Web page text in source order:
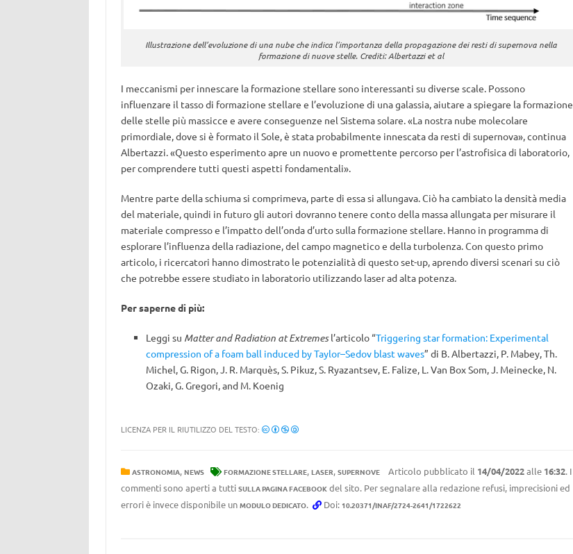
Illustrazione dell’evoluzione di una nube che indica l’importanza della propagazione dei resti di supernova nella
formazione di nuove stelle. Crediti: Albertazzi et al
I meccanismi per innescare la formazione stellare sono interessanti su diverse scale. Possono
influenzare il tasso di formazione stellare e l’evoluzione di una galassia, aiutare a spiegare la formazione
delle stelle più massicce e avere conseguenze nel Sistema solare. «La nostra nube molecolare
primordiale, dove si è formato il Sole, è stata probabilmente innescata da resti di supernova», continua
Albertazzi. «Questo esperimento apre un nuovo e promettente percorso per l’astrofisica di laboratorio,
per comprendere tutti questi aspetti fondamentali».
Mentre parte della schiuma si comprimeva, parte di essa si allungava. Ciò ha cambiato la densità media
del materiale, quindi in futuro gli autori dovranno tenere conto della massa allungata per misurare il
materiale compresso e l’impatto dell’onda d’urto sulla formazione stellare. Hanno in programma di
esplorare l’influenza della radiazione, del campo magnetico e della turbolenza. Con questo primo
articolo, i ricercatori hanno dimostrato le potenzialità di questo set-up, aprendo diversi scenari su ciò
che potrebbe essere studiato in laboratorio utilizzando laser ad alta potenza.
Per saperne di più:
Leggi su Matter and Radiation at Extremesl’articolo “Triggering star formation: Experimental
compression of a foam ball induced by Taylor–Sedov blast waves” di B. Albertazzi, P. Mabey, Th.
Michel, G. Rigon, J. R. Marquès, S. Pikuz, S. Ryazantsev, E. Falize, L. Van Box Som, J. Meinecke, N.
Ozaki, G. Gregori, and M. Koenig
LICENZA PER IL RIUTILIZZO DEL TESTO:
ASTRONOMIA, NEWS FORMAZIONE STELLARE, LASER, SUPERNOVE Articolo pubblicato il 14/04/2022alle 16:32. I
commenti sono aperti a tutti SULLA PAGINA FACEBOOKdel sito. Per segnalare alla redazione refusi, imprecisioni ed
errori è invece disponibile un MODULO DEDICATO. Doi: 10.20371/INAF/2724-2641/1722622